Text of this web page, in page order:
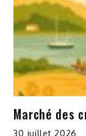
Marché des
30 juillet 2026